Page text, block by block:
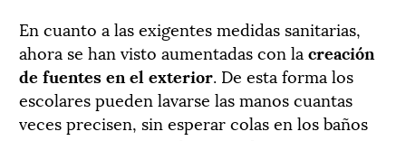
En cuanto a las exigentes medidas sanitarias,
ahora se han visto aumentadas con la creación
de fuentes en el exterior. De esta forma los
escolares pueden lavarse las manos cuantas
veces precisen, sin esperar colas en los baños